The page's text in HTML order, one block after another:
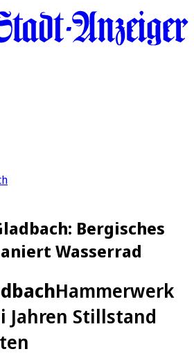
Bergisches
Wasserrad
Hammerwerk
Jahren Stillstand